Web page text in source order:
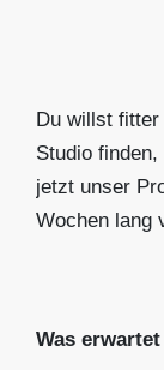
Du willst fitter
Studio
jetzt unser
Wochen lang
Was